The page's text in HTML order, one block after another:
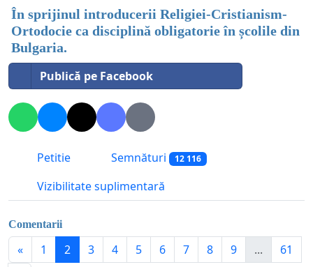
În sprijinul introducerii Religiei-Cristianism-
Ortodocie ca disciplină obligatorie în școlile din
Bulgaria.
Publică pe Facebook
Petitie Semnături 12 116
Vizibilitate suplimentară
Comentarii
« 1 2 3 4 5 6 7 8 9 ...
61